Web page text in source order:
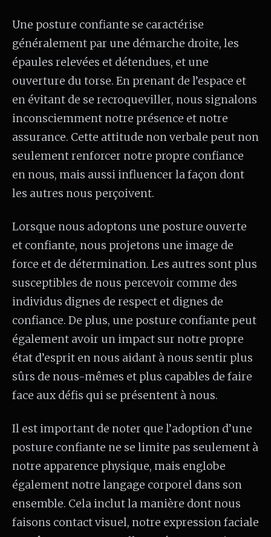
Une posture confiante se caractérise
généralement par une démarche droite, les
épaules relevées et détendues, et une
ouverture du torse. En prenant de l’espace et
en évitant de se recroqueviller, nous signalons
inconsciemment notre présence et notre
assurance. Cette attitude non verbale peut non
seulement renforcer notre propre confiance
en nous, mais aussi influencer la façon dont
les autres nous perçoivent.
Lorsque nous adoptons une posture ouverte
et confiante, nous projetons une image de
force et de détermination. Les autres sont plus
susceptibles de nous percevoir comme des
individus dignes de respect et dignes de
confiance. De plus, une posture confiante peut
également avoir un impact sur notre propre
état d’esprit en nous aidant à nous sentir plus
sûrs de nous-mêmes et plus capables de faire
face aux défis qui se présentent à nous.
Il est important de noter que l’adoption d’une
posture confiante ne se limite pas seulement à
notre apparence physique, mais englobe
également notre langage corporel dans son
ensemble. Cela inclut la manière dont nous
faisons contact visuel, notre expression faciale